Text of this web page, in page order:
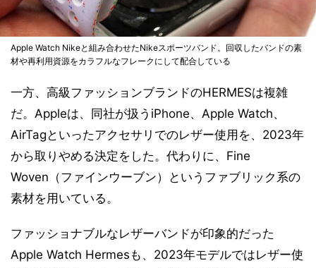
Apple Watch Nikeと組み合わせたNikeスポーツバンド。回収したバンドの素
材や再利用資源をカラフルなフレークにして配合している
一方、高級ファッションブランドのHERMESは複雑
だ。Appleは、同社が扱うiPhone、Apple Watch、
AirTagといったアクセサリでのレザー使用を、2023年
から取りやめる決定をした。代わりに、Fine
Woven（ファインウーブン）というファブリック系の
素材を用いている。
ファッショナブルなレザーバンドが印象的だった
Apple Watch Hermesも、2023年モデルではレザー使